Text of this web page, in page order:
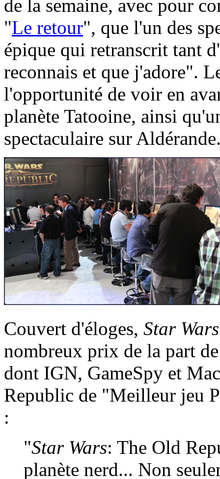
de la semaine, avec pour
"Le retour", que l'un des
épique qui retranscrit tant
reconnais et que j'adore".
l'opportunité de voir en
planète Tatooine, ainsi
spectaculaire sur
Couvert d'éloges, Star Wars
nombreux prix de la part
dont IGN, GameSpy et
Republic de "Meilleur jeu
:
"Star Wars: The Old
planète nerd... Non